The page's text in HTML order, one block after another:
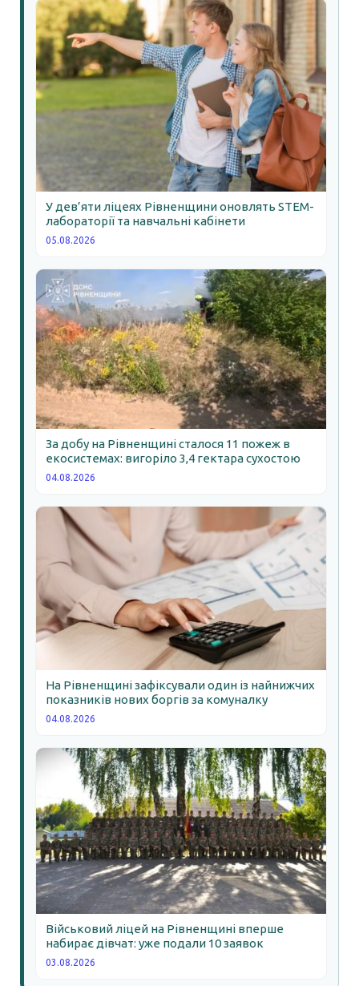
У дев’яти ліцеях Рівненщини оновлять STEM-
лабораторії та навчальні кабінети
05.08.2026
За добу на Рівненщині сталося 11 пожеж в
екосистемах: вигоріло 3,4 гектара сухостою
04.08.2026
На Рівненщині зафіксували один із найнижчих
показників нових боргів за комуналку
04.08.2026
Військовий ліцей на Рівненщині вперше
набирає дівчат: уже подали 10 заявок
03.08.2026